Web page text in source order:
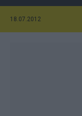
18.07.2012